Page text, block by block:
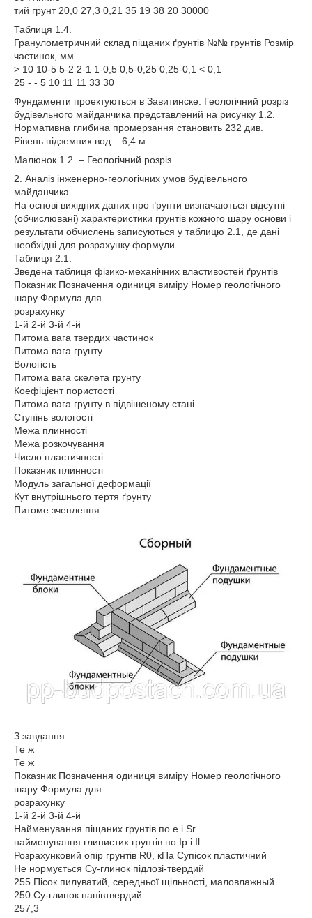
тий грунт 20,0 27,3 0,21 35 19 38 20 30000
Таблиця 1.4.
Гранулометричний склад піщаних ґрунтів №№ грунтів Розмір
частинок, мм
> 10 10-5 5-2 2-1 1-0,5 0,5-0,25 0,25-0,1 < 0,1
25 - - 5 10 11 11 33 30
Фундаменти проектуються в Завитинске. Геологічний розріз
будівельного майданчика представлений на рисунку 1.2.
Нормативна глибина промерзання становить 232 див.
Рівень підземних вод – 6,4 м.
Малюнок 1.2. – Геологічний розріз
2. Аналіз інженерно-геологічних умов будівельного
майданчика
На основі вихідних даних про ґрунти визначаються відсутні
(обчислювані) характеристики грунтів кожного шару основи і
результати обчислень записуються у таблицю 2.1, де дані
необхідні для розрахунку формули.
Таблиця 2.1.
Зведена таблиця фізико-механічних властивостей ґрунтів
Показник Позначення одиниця виміру Номер геологічного
шару Формула для
розрахунку
1-й 2-й 3-й 4-й
Питома вага твердих частинок
Питома вага грунту
Вологість
Питома вага скелета грунту
Коефіцієнт пористості
Питома вага грунту в підвішеному стані
Ступінь вологості
Межа плинності
Межа розкочування
Число пластичності
Показник плинності
Модуль загальної деформації
Кут внутрішнього тертя ґрунту
Питоме зчеплення
З завдання
Те ж
Те ж
Показник Позначення одиниця виміру Номер геологічного
шару Формула для
розрахунку
1-й 2-й 3-й 4-й
Найменування піщаних грунтів по e і Sr
найменування глинистих грунтів по Ip і Il
Розрахунковий опір грунтів R0, кПа Супісок пластичний
Не нормується Су-глинок підлозі-твердий
255 Пісок пилуватий, середньої щільності, маловлажный
250 Су-глинок напівтвердий
257,3